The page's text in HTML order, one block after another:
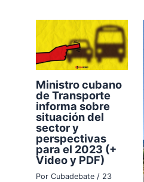
Ministro cubano
de Transporte
informa sobre
situación del
sector y
perspectivas
para el 2023 (+
Video y PDF)
PorCubadebate/ 23